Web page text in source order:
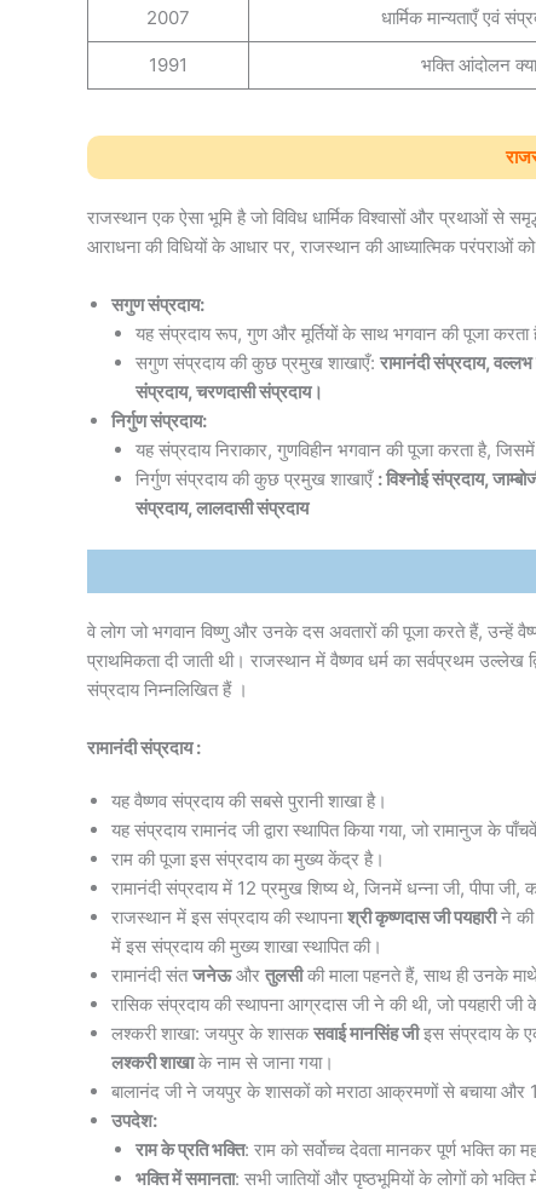
2007 धार्मिक मान्यताएँ एवं
1991 भक्ति आंदोलन
राजस्थान एक ऐसा भूमि है जो विविध धार्मिक विश्वासों और प्रथाओं से
आराधना की विधियों के आधार पर, राजस्थान की आध्यात्मिक परंपराओं
सगुण संप्रदाय:
यह संप्रदाय रूप, गुण और मूर्तियों के साथ भगवान की पूजा
सगुण संप्रदाय की कुछ प्रमुख शाखाएँ: रामानंदी संप्रदाय,
संप्रदाय, चरणदासी संप्रदाय।
निर्गुण संप्रदाय:
यह संप्रदाय निराकार, गुणविहीन भगवान की पूजा करता है,
निर्गुण संप्रदाय की कुछ प्रमुख शाखाएँ : विश्नोई संप्रदाय,
संप्रदाय, लालदासी संप्रदाय
वे लोग जो भगवान विष्णु और उनके दस अवतारों की पूजा करते हैं, उन्हें
प्राथमिकता दी जाती थी। राजस्थान में वैष्णव धर्म का सर्वप्रथम
संप्रदाय निम्नलिखित हैं ।
रामानंदी संप्रदाय :
यह वैष्णव संप्रदाय की सबसे पुरानी शाखा है।
यह संप्रदाय रामानंद जी द्वारा स्थापित किया गया, जो रामानुज के
राम की पूजा इस संप्रदाय का मुख्य केंद्र है।
रामानंदी संप्रदाय में 12 प्रमुख शिष्य थे, जिनमें धन्ना जी, पीपा
राजस्थान में इस संप्रदाय की स्थापनाश्री कृष्णदास जी पयहारीने की
में इस संप्रदाय की मुख्य शाखा स्थापित की।
रामानंदी संतजनेऊऔर तुलसीकी माला पहनते हैं, साथ ही उनके
रासिक संप्रदाय की स्थापना आग्रदास जी ने की थी, जो पयहारी
लश्करी शाखा: जयपुर के शासकसवाई मानसिंह जीइस संप्रदाय के
लश्करी शाखाके नाम से जाना गया।
बालानंद जी ने जयपुर के शासकों को मराठा आक्रमणों से बचाया
उपदेश:
राम के प्रति भक्ति: राम को सर्वोच्च देवता मानकर पूर्ण भक्ति का
भक्ति में समानता: सभी जातियों और पृष्ठभूमियों के लोगों को